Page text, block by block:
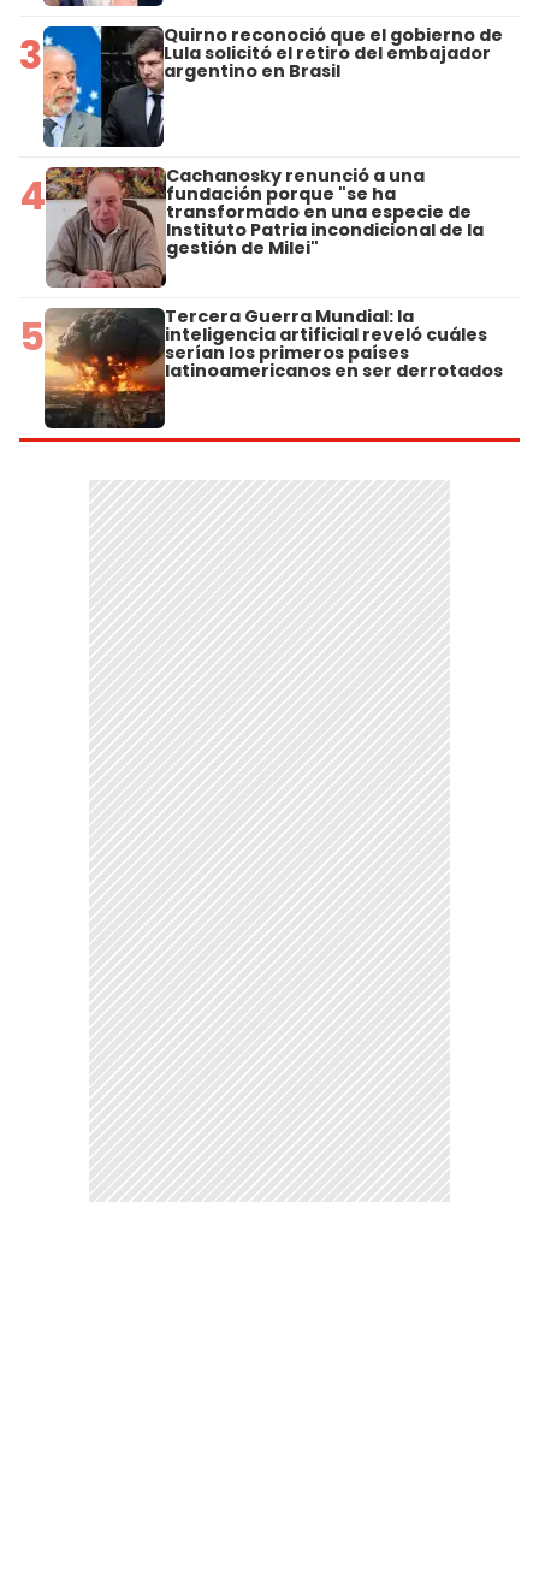
3 Quirno reconoció que el gobierno de
Lula solicitó el retiro del embajador
argentino en Brasil
4 Cachanosky renunció a una
fundación porque "se ha
transformado en una especie de
Instituto Patria incondicional de la
gestión de Milei"
5 Tercera Guerra Mundial: la
inteligencia artificial reveló cuáles
serían los primeros países
latinoamericanos en ser derrotados